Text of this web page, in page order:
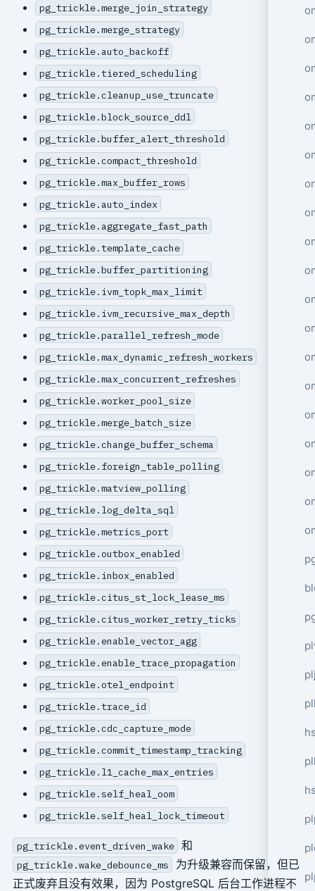
pg_trickle.merge_join_strategy
pg_trickle.merge_strategy
pg_trickle.auto_backoff
pg_trickle.tiered_scheduling
pg_trickle.cleanup_use_truncate
pg_trickle.block_source_ddl
pg_trickle.buffer_alert_threshold
pg_trickle.compact_threshold
pg_trickle.max_buffer_rows
pg_trickle.auto_index
pg_trickle.aggregate_fast_path
pg_trickle.template_cache
pg_trickle.buffer_partitioning
pg_trickle.ivm_topk_max_limit
pg_trickle.ivm_recursive_max_depth
pg_trickle.parallel_refresh_mode
pg_trickle.max_dynamic_refresh_workers
pg_trickle.max_concurrent_refreshes
pg_trickle.worker_pool_size
pg_trickle.merge_batch_size
pg_trickle.change_buffer_schema
pg_trickle.foreign_table_polling
pg_trickle.matview_polling
pg_trickle.log_delta_sql
pg_trickle.metrics_port
pg_trickle.outbox_enabled
pg_trickle.inbox_enabled
pg_trickle.citus_st_lock_lease_ms
pg_trickle.citus_worker_retry_ticks
pg_trickle.enable_vector_agg
pg_trickle.enable_trace_propagation
pg_trickle.otel_endpoint
pg_trickle.trace_id
pg_trickle.cdc_capture_mode
pg_trickle.commit_timestamp_tracking
pg_trickle.l1_cache_max_entries
pg_trickle.self_heal_oom
pg_trickle.self_heal_lock_timeout
pg_trickle.event_driven_wake 和
pg_trickle.wake_debounce_ms
为升级兼容而保留，但已
正式废弃且没有效果，因为 PostgreSQL 后台工作进程不